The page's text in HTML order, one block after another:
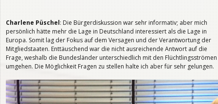
Charlene Püschel: Die Bürgerdiskussion war sehr informativ; aber mich
persönlich hätte mehr die Lage in Deutschland interessiert als die Lage in
Europa. Somit lag der Fokus auf dem Versagen und der Verantwortung der
Mitgliedstaaten. Enttäuschend war die nicht ausreichende Antwort auf die
Frage, weshalb die Bundesländer unterschiedlich mit den Flüchtlingsströmen
umgehen. Die Möglichkeit Fragen zu stellen halte ich aber für sehr gelungen.